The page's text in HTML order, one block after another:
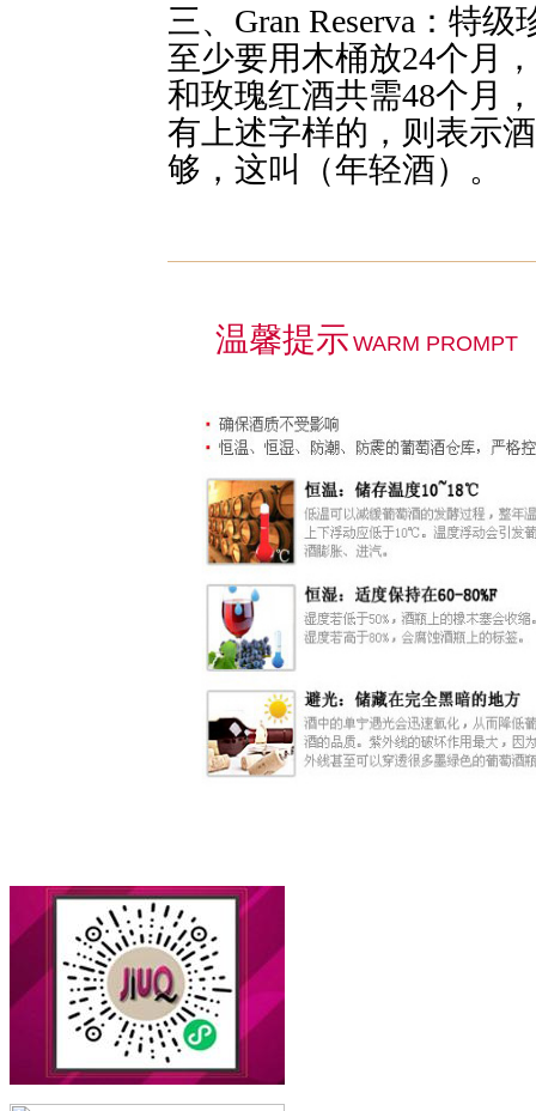
三、Gran Reserva：特
至少要用木桶放24个月
和玫瑰红酒共需48个月
有上述字样的，则表示
够，这叫（年轻酒）。
温馨提示 WARM PROMPT